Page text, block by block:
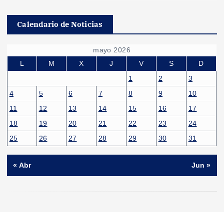
Calendario de Noticias
mayo 2026
L
M X J V S
D
1
2
3
4
5 6 7 8 9
10
11
12 13 14 15 16
17
18
19 20 21 22 23
24
25
26 27 28 29 30 31
« Abr Jun »